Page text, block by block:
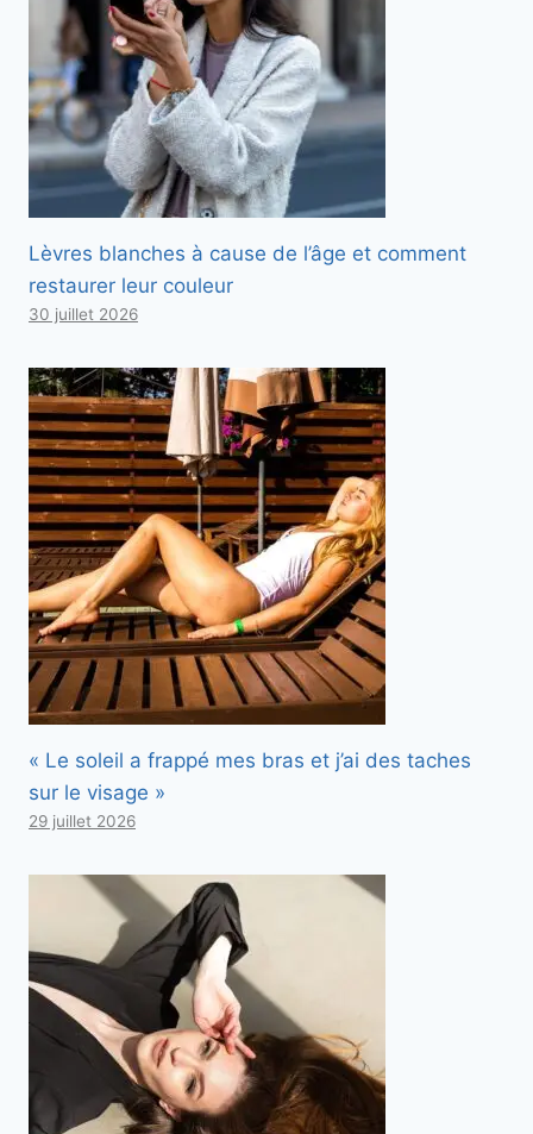
Lèvres blanches à cause de l’âge et comment
restaurer leur couleur
30 juillet 2026
« Le soleil a frappé mes bras et j’ai des taches
sur le visage »
29 juillet 2026